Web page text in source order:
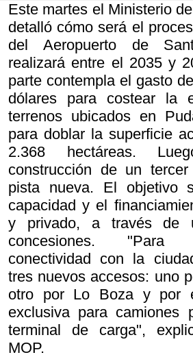
Este martes el Ministerio
detalló cómo será el
del Aeropuerto de
realizará entre el 2035 y
parte contempla el gasto
dólares para costear la
terrenos ubicados en
para doblar la superficie
2.368 hectáreas.
construcción de un
pista nueva. El objetivo
capacidad y el
y privado, a través de
concesiones.
conectividad con la
tres nuevos accesos: uno
otro por Lo Boza y por
exclusiva para camiones
terminal de carga",
MOP.